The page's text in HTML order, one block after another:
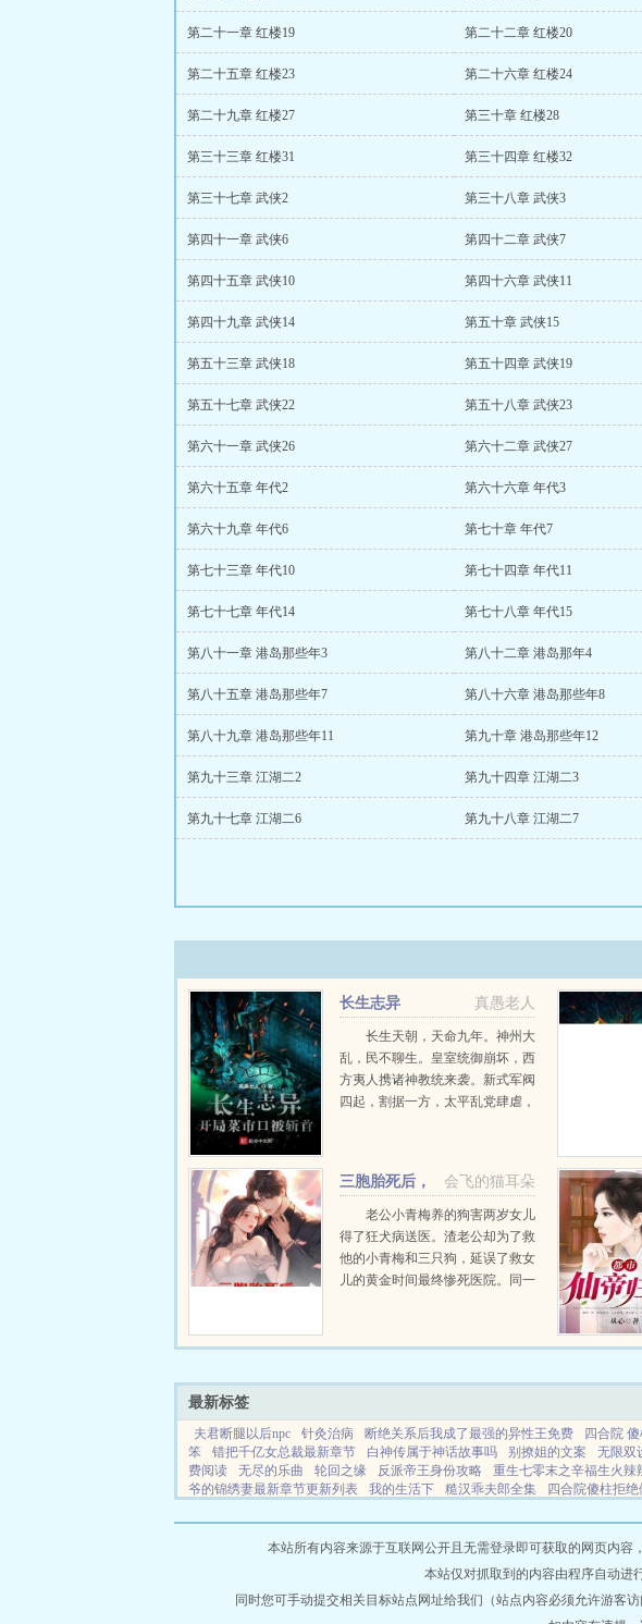
第二十一章 红楼19 第二十二章 红楼20
第二十五章 红楼23 第二十六章 红楼24
第二十九章 红楼27 第三十章 红楼28
第三十三章 红楼31 第三十四章 红楼32
第三十七章 武侠2 第三十八章 武侠3
第四十一章 武侠6 第四十二章 武侠7
第四十五章 武侠10 第四十六章 武侠11
第四十九章 武侠14 第五十章 武侠15
第五十三章 武侠18 第五十四章 武侠19
第五十七章 武侠22 第五十八章 武侠23
第六十一章 武侠26 第六十二章 武侠27
第六十五章 年代2 第六十六章 年代3
第六十九章 年代6 第七十章 年代7
第七十三章 年代10 第七十四章 年代11
第七十七章 年代14 第七十八章 年代15
第八十一章 港岛那些年3 第八十二章 港岛那年4
第八十五章 港岛那些年7 第八十六章 港岛那些年8
第八十九章 港岛那些年11 第九十章 港岛那些年12
第九十三章 江湖二2 第九十四章 江湖二3
第九十七章 江湖二6 第九十八章 江湖二7
真愚老人
长生志异
长生天朝，天命九年。神州大
乱，民不聊生。皇室统御崩坏，西
方夷人携诸神教统来袭。新式军阀
四起，割据一方，太平乱党肆虐，
行怪异丛生，神鬼混居，...
会飞的猫耳朵
三胞胎死后，
我嫁给了渣前夫他小叔
老公小青梅养的狗害两岁女儿
得了狂犬病送医。渣老公却为了救
他的小青梅和三只狗，延误了救女
儿的黄金时间最终惨死医院。同一
失三个孩子，一夜白了头。从此，
最新标签
夫君断腿以后npc 针灸治病 断绝关系后我成了最强的异性王免费 四合院
笨
错把千亿女总裁最新章节 白神传属于神话故事吗 别撩姐的文案 无限双
费阅读
无尽的乐曲 轮回之缘 反派帝王身份攻略 重生七零末之辛福生火辣
爷的锦绣妻最新章节更新列表
我的生活下 糙汉乖夫郎全集 四合院傻柱拒
cixing
惑乱江山有哪些 疯臣结局 黑粉暗示的隐晦意思 傲月修仙 长生武
Roblox沉浸式跑酷
我的棺材通地府玄学无删减 三国时期的凉州是谁的势力
和前夫上综艺后我翻红了免费阅读by陆 敌国质子被迫成为男
朕怀了摄政王的崽小文旦免费阅读 错把千亿女总裁带回家免费阅读 和前
我的夫君是天底下最厉害的神医知乎 敌国质子非
本站所有内容来源于互联网公开且无需登录即可获取的网页内容
本站仅对抓取到的内容由程序自动进
同时您可手动提交相关目标站点网址给我们（站点内容必须允许游客